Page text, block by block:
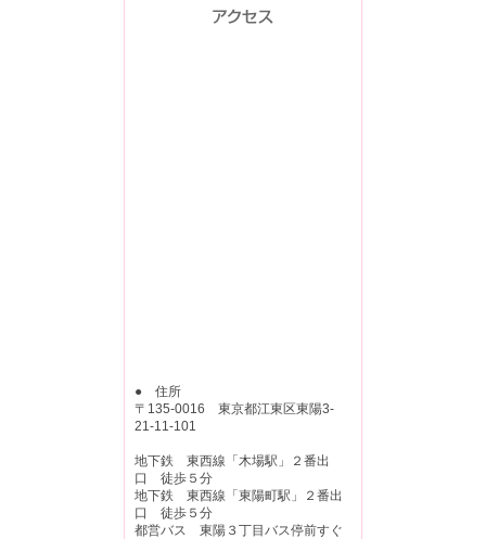
● 住所
〒135-0016 東京都江東区東陽3-
21-11-101
地下鉄 東西線「木場駅」２番出
口 徒歩５分
地下鉄 東西線「東陽町駅」２番出
口 徒歩５分
都営バス 東陽３丁目バス停前すぐ